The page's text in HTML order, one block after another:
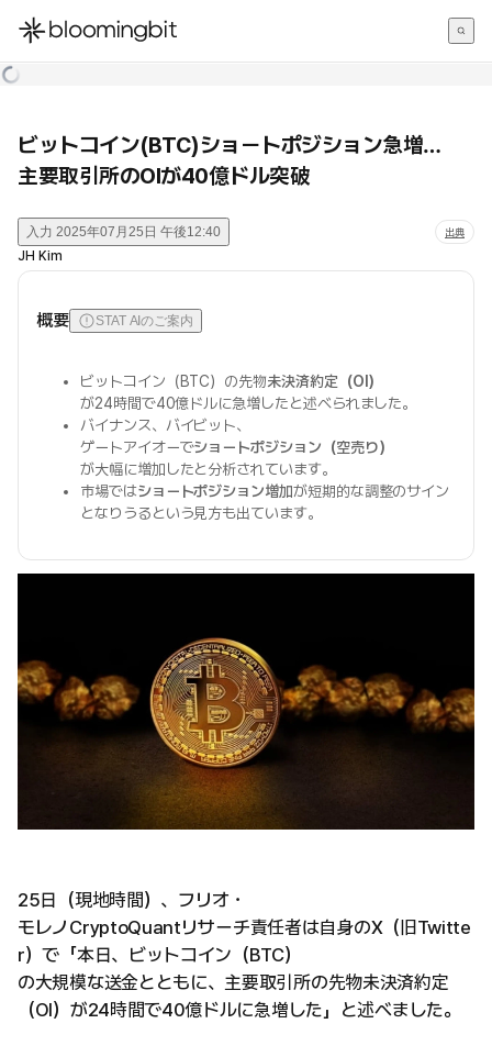
한국어
ビットコイン(BTC)ショートポジション急増…
主要取引所のOIが40億ドル突破
入力 2025年07月25日 午後12:40 出典
JH Kim
概要 STAT AIのご案内
ビットコイン（BTC）の先物未決済約定（OI）
が24時間で40億ドルに急増したと述べられました。
バイナンス、バイビット、
ゲートアイオーでショートポジション（空売り）
が大幅に増加したと分析されています。
市場ではショートポジション増加が短期的な調整のサイン
となりうるという見方も出ています。
25日（現地時間）、フリオ・
モレノCryptoQuantリサーチ責任者は自身のX（旧Twitte
r）で「本日、ビットコイン（BTC）
の大規模な送金とともに、主要取引所の先物未決済約定
（OI）が24時間で40億ドルに急増した」と述べました。